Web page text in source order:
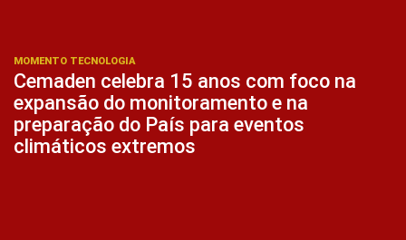
MOMENTO TECNOLOGIA
Cemaden celebra 15 anos com foco na
expansão do monitoramento e na
preparação do País para eventos
climáticos extremos